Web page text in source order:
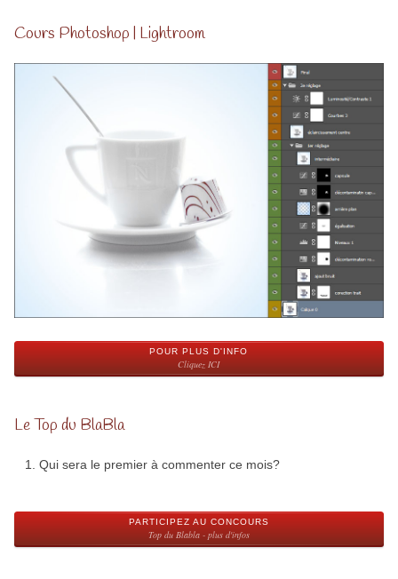
Cours Photoshop | Lightroom
POUR PLUS D'INFO
Cliquez ICI
Le Top du BlaBla
Qui sera le premier à commenter ce mois?
PARTICIPEZ AU CONCOURS
Top du Blabla - plus d'infos